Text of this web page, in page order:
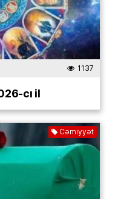
1137
cı il
Cəmiyyət